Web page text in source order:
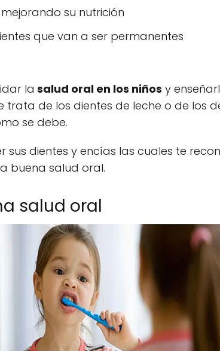
su nutrición
que van a ser permanentes
la salud oral en los niños y
de los dientes de leche o de los
se debe.
sus dientes y encías las cuales te
buena salud oral.
salud oral